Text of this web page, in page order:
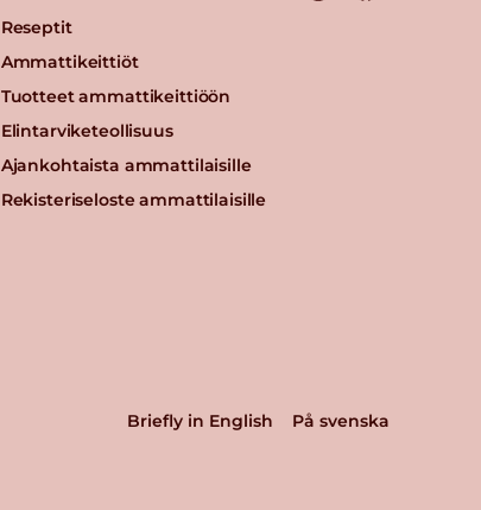
Reseptit
Ammattikeittiöt
Tuotteet ammattikeittiöön
Elintarviketeollisuus
Ajankohtaista ammattilaisille
Rekisteriseloste ammattilaisille
Briefly in English På svenska